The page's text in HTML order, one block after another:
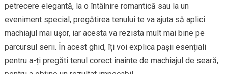
petrecere elegantă, la o întâlnire romantică sau la un
eveniment special, pregătirea tenului te va ajuta să aplici
machiajul mai ușor, iar acesta va rezista mult mai bine pe
parcursul serii. În acest ghid, îți voi explica pașii esențiali
pentru a-ți pregăti tenul corect înainte de machiajul de seară,